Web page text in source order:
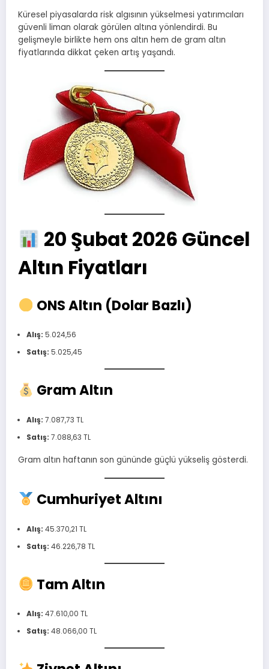
Küresel piyasalarda risk algısının yükselmesi yatırımcıları
güvenli liman olarak görülen altına yönlendirdi. Bu
gelişmeyle birlikte hem ons altın hem de gram altın
fiyatlarında dikkat çeken artış yaşandı.
20 Şubat 2026 Güncel
Altın Fiyatları
ONS Altın (Dolar Bazlı)
Alış: 5.024,56
Satış: 5.025,45
Gram Altın
Alış: 7.087,73 TL
Satış: 7.088,63 TL
Gram altın haftanın son gününde güçlü yükseliş gösterdi.
Cumhuriyet Altını
Alış: 45.370,21 TL
Satış: 46.226,78 TL
Tam Altın
Alış: 47.610,00 TL
Satış: 48.066,00 TL